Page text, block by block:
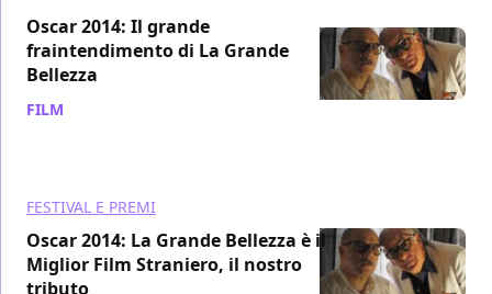
Oscar 2014: Il grande
fraintendimento di La Grande
Bellezza
FILM
FESTIVAL E PREMI
Oscar 2014: La Grande Bellezza è il
Miglior Film Straniero, il nostro
tributo